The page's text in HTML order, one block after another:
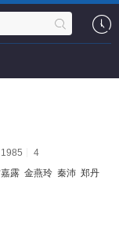
1985
4
露 金燕玲 秦沛 郑丹